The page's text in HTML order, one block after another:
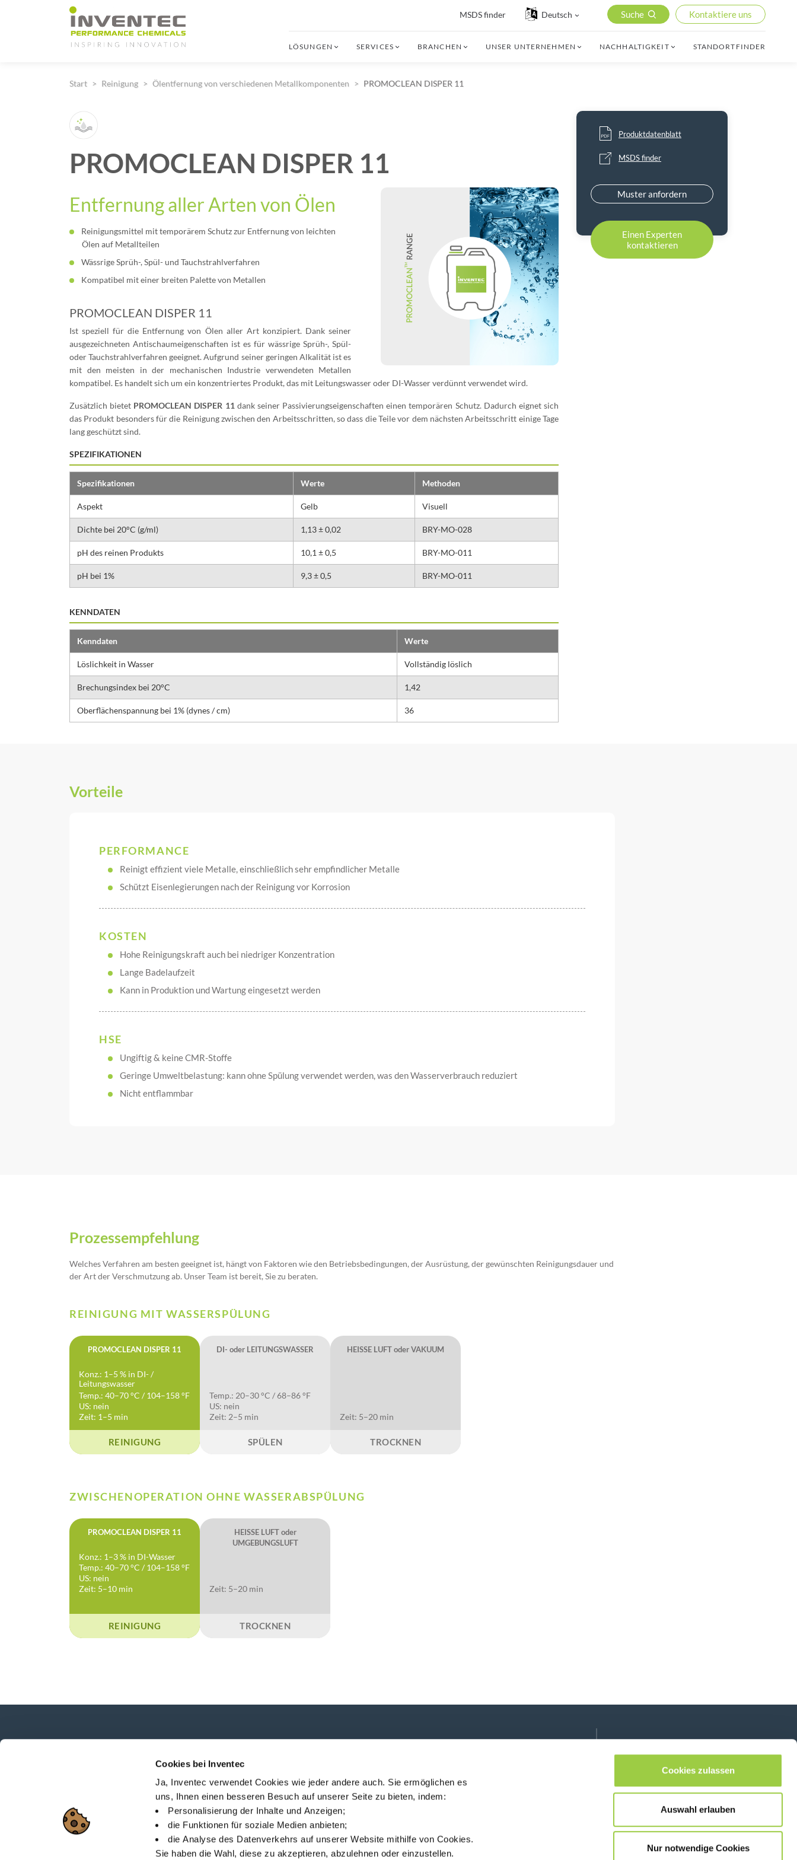
Cookies bei Inventec
Ja, Inventec verwendet Cookies wie jeder andere auch. Sie ermöglichen es
uns, Ihnen einen besseren Besuch auf unserer Seite zu bieten, indem:
Personalisierung der Inhalte und Anzeigen;
die Funktionen für soziale Medien anbieten;
die Analyse des Datenverkehrs auf unserer Website mithilfe von Cookies.
Sie haben die Wahl, diese zu akzeptieren, abzulehnen oder einzustellen.
Cookies zulassen
Auswahl erlauben
Nur notwendige Cookies
Main Navigation
MSDS finder Deutsch Suche Kontaktiere uns
LÖSUNGEN SERVICES BRANCHEN UNSER UNTERNEHMEN NACHHALTIGKEIT STANDORTFINDER
Start Reinigung Ölentfernung von verschiedenen Metallkomponenten PROMOCLEAN DISPER 11
PROMOCLEAN DISPER 11
Entfernung aller Arten von Ölen
Reinigungsmittel mit temporärem Schutz zur Entfernung von leichten
Ölen auf Metallteilen
Wässrige Sprüh-, Spül- und Tauchstrahlverfahren
Kompatibel mit einer breiten Palette von Metallen
PROMOCLEAN DISPER 11
Ist speziell für die Entfernung von Ölen aller Art konzipiert. Dank seiner
ausgezeichneten Antischaumeigenschaften ist es für wässrige Sprüh-, Spül-
oder Tauchstrahlverfahren geeignet. Aufgrund seiner geringen Alkalität ist es
mit den meisten in der mechanischen Industrie verwendeten Metallen
kompatibel. Es handelt sich um ein konzentriertes Produkt, das mit Leitungswasser oder DI-Wasser verdünnt verwendet wird.
Zusätzlich bietet PROMOCLEAN DISPER 11 dank seiner Passivierungseigenschaften einen temporären Schutz. Dadurch eignet sich
das Produkt besonders für die Reinigung zwischen den Arbeitsschritten, so dass die Teile vor dem nächsten Arbeitsschritt einige Tage
lang geschützt sind.
SPEZIFIKATIONEN
Spezifikationen Werte Methoden
Aspekt Gelb Visuell
Dichte bei 20°C (g/ml) 1,13 ± 0,02 BRY-MO-028
pH des reinen Produkts 10,1 ± 0,5 BRY-MO-011
pH bei 1% 9,3 ± 0,5 BRY-MO-011
KENNDATEN
Kenndaten Werte
Löslichkeit in Wasser Vollständig löslich
Brechungsindex bei 20°C 1,42
Oberflächenspannung bei 1% (dynes / cm) 36
Produktdatenblatt
MSDS finder
Muster anfordern
Einen Experten
kontaktieren
Vorteile
PERFORMANCE
Reinigt effizient viele Metalle, einschließlich sehr empfindlicher Metalle
Schützt Eisenlegierungen nach der Reinigung vor Korrosion
KOSTEN
Hohe Reinigungskraft auch bei niedriger Konzentration
Lange Badelaufzeit
Kann in Produktion und Wartung eingesetzt werden
HSE
Ungiftig & keine CMR-Stoffe
Geringe Umweltbelastung: kann ohne Spülung verwendet werden, was den Wasserverbrauch reduziert
Nicht entflammbar
Prozessempfehlung
Welches Verfahren am besten geeignet ist, hängt von Faktoren wie den Betriebsbedingungen, der Ausrüstung, der gewünschten Reinigungsdauer und
der Art der Verschmutzung ab. Unser Team ist bereit, Sie zu beraten.
REINIGUNG MIT WASSERSPÜLUNG
PROMOCLEAN DISPER 11
Konz.: 1–5 % in DI- /
Leitungswasser
Temp.: 40–70 °C / 104–158 °F
US: nein
Zeit: 1–5 min
REINIGUNG
DI- oder LEITUNGSWASSER
Temp.: 20–30 °C / 68–86 °F
US: nein
Zeit: 2–5 min
SPÜLEN
HEISSE LUFT oder VAKUUM
Zeit: 5–20 min
TROCKNEN
ZWISCHENOPERATION OHNE WASSERABSPÜLUNG
PROMOCLEAN DISPER 11
Konz.: 1–3 % in DI-Wasser
Temp.: 40–70 °C / 104–158 °F
US: nein
Zeit: 5–10 min
REINIGUNG
HEISSE LUFT oder
UMGEBUNGSLUFT
Zeit: 5–20 min
TROCKNEN
Bleiben Sie mit unserem Newsletter in Verbindung!
Lageplan Über Inventec Standorte Nachrichten MSDS finder